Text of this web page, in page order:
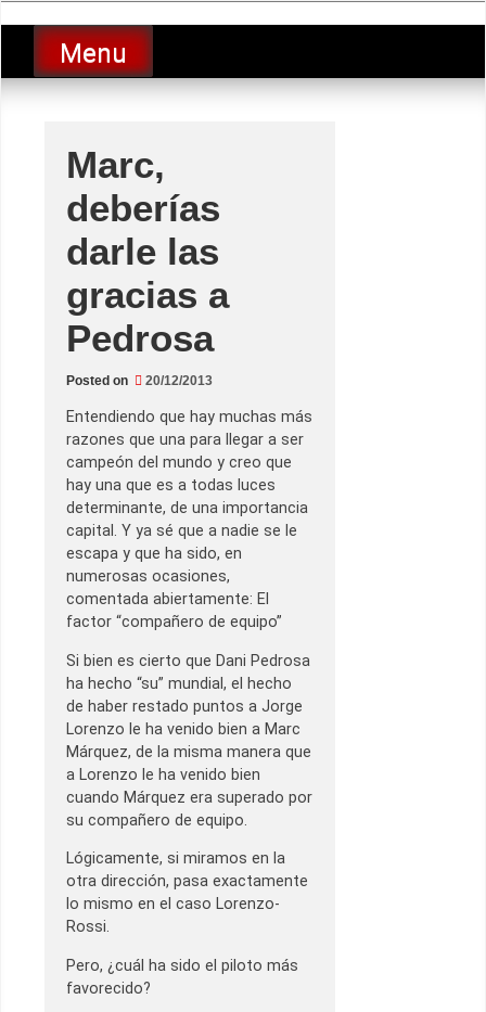
to
contentLucio Lopez GP
luciolopezgp
Menu
Marc,
deberías
darle las
gracias a
Pedrosa
Posted on 20/12/2013
Entendiendo que hay muchas más
razones que una para llegar a ser
campeón del mundo y creo que
hay una que es a todas luces
determinante, de una importancia
capital. Y ya sé que a nadie se le
escapa y que ha sido, en
numerosas ocasiones,
comentada abiertamente: El
factor “compañero de equipo”
Si bien es cierto que Dani Pedrosa
ha hecho “su” mundial, el hecho
de haber restado puntos a Jorge
Lorenzo le ha venido bien a Marc
Márquez, de la misma manera que
a Lorenzo le ha venido bien
cuando Márquez era superado por
su compañero de equipo.
Lógicamente, si miramos en la
otra dirección, pasa exactamente
lo mismo en el caso Lorenzo-
Rossi.
Pero, ¿cuál ha sido el piloto más
favorecido?